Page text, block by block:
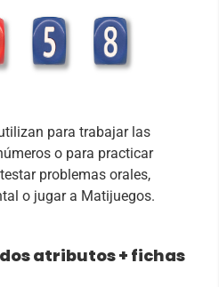
para trabajar las
o para practicar
problemas orales,
o jugar a Matijuegos.
atributos + fichas